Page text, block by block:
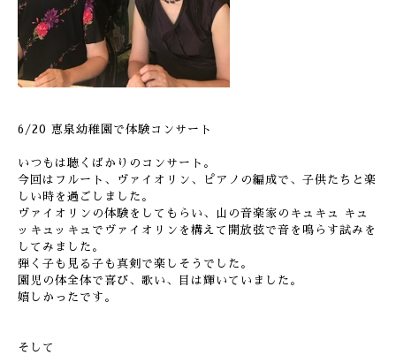
6/20 恵泉幼稚園で体験コンサート
いつもは聴くばかりのコンサート。
今回はフルート、ヴァイオリン、ピアノの編成で、子供たちと楽
しい時を過ごしました。
ヴァイオリンの体験をしてもらい、山の音楽家のキュキュ キュ
ッキュッキュでヴァイオリンを構えて開放弦で音を鳴らす試みを
してみました。
弾く子も見る子も真剣で楽しそうでした。
園児の体全体で喜び、歌い、目は輝いていました。
嬉しかったです。
そして